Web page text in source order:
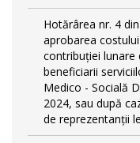
Hotărârea nr. 4
aprobarea
contribuției lunare
beneficiarii
Medico - Socială
2024, sau după
de reprezentanții